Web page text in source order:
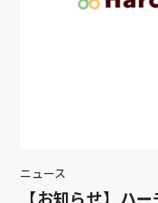
ニュース
【お知らせ】ハ